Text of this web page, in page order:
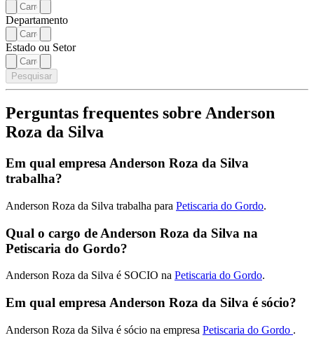
Departamento
Estado ou Setor
Pesquisar
Perguntas frequentes sobre Anderson
Roza da Silva
Em qual empresa Anderson Roza da Silva
trabalha?
Anderson Roza da Silva trabalha para Petiscaria do Gordo.
Qual o cargo de Anderson Roza da Silva na
Petiscaria do Gordo?
Anderson Roza da Silva é SOCIO na Petiscaria do Gordo.
Em qual empresa Anderson Roza da Silva é sócio?
Anderson Roza da Silva é sócio na empresa Petiscaria do Gordo .